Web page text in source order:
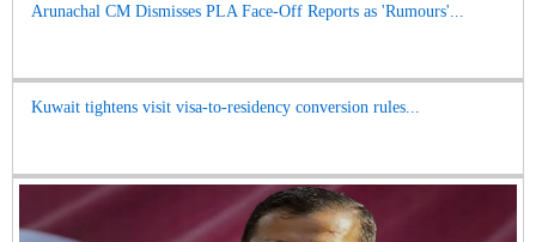
Arunachal CM Dismisses PLA Face-Off Reports as 'Rumours'...
Kuwait tightens visit visa-to-residency conversion rules...